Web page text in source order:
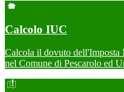
Calcolo IUC
Calcola il dovuto dell'Imposta
nel Comune di Pescarolo ed